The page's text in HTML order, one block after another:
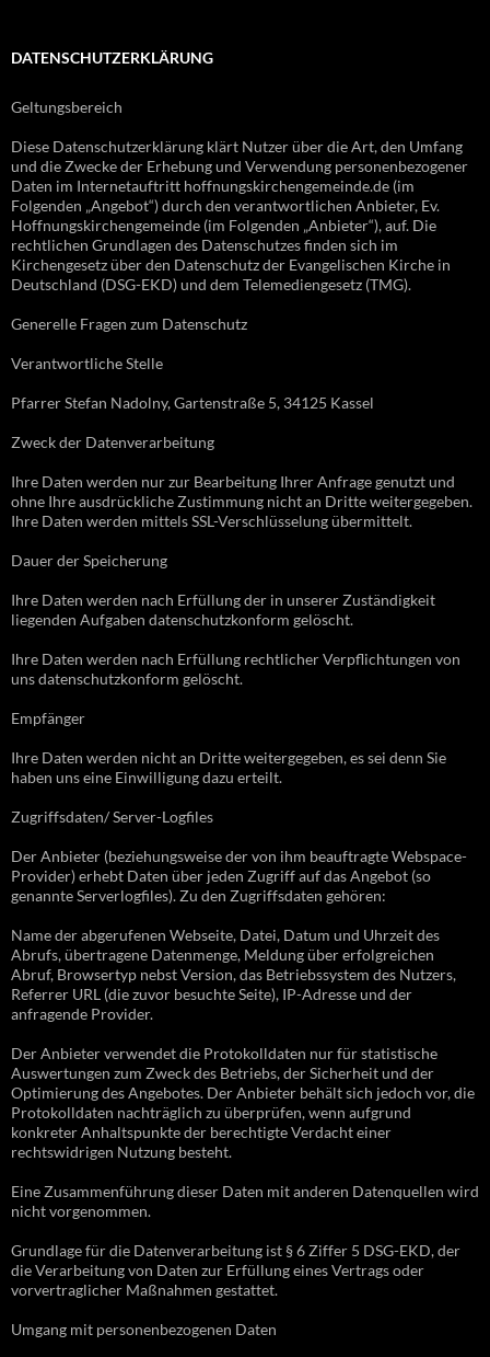
DATENSCHUTZERKLÄRUNG
Geltungsbereich
Diese Datenschutzerklärung klärt Nutzer über die Art, den Umfang
und die Zwecke der Erhebung und Verwendung personenbezogener
Daten im Internetauftritt hoffnungskirchengemeinde.de (im
Folgenden „Angebot“) durch den verantwortlichen Anbieter, Ev.
Hoffnungskirchengemeinde (im Folgenden „Anbieter“), auf. Die
rechtlichen Grundlagen des Datenschutzes finden sich im
Kirchengesetz über den Datenschutz der Evangelischen Kirche in
Deutschland (DSG-EKD) und dem Telemediengesetz (TMG).
Generelle Fragen zum Datenschutz
Verantwortliche Stelle
Pfarrer Stefan Nadolny, Gartenstraße 5, 34125 Kassel
Zweck der Datenverarbeitung
Ihre Daten werden nur zur Bearbeitung Ihrer Anfrage genutzt und
ohne Ihre ausdrückliche Zustimmung nicht an Dritte weitergegeben.
Ihre Daten werden mittels SSL-Verschlüsselung übermittelt.
Dauer der Speicherung
Ihre Daten werden nach Erfüllung der in unserer Zuständigkeit
liegenden Aufgaben datenschutzkonform gelöscht.
Ihre Daten werden nach Erfüllung rechtlicher Verpflichtungen von
uns datenschutzkonform gelöscht.
Empfänger
Ihre Daten werden nicht an Dritte weitergegeben, es sei denn Sie
haben uns eine Einwilligung dazu erteilt.
Zugriffsdaten/ Server-Logfiles
Der Anbieter (beziehungsweise der von ihm beauftragte Webspace-
Provider) erhebt Daten über jeden Zugriff auf das Angebot (so
genannte Serverlogfiles). Zu den Zugriffsdaten gehören:
Name der abgerufenen Webseite, Datei, Datum und Uhrzeit des
Abrufs, übertragene Datenmenge, Meldung über erfolgreichen
Abruf, Browsertyp nebst Version, das Betriebssystem des Nutzers,
Referrer URL (die zuvor besuchte Seite), IP-Adresse und der
anfragende Provider.
Der Anbieter verwendet die Protokolldaten nur für statistische
Auswertungen zum Zweck des Betriebs, der Sicherheit und der
Optimierung des Angebotes. Der Anbieter behält sich jedoch vor, die
Protokolldaten nachträglich zu überprüfen, wenn aufgrund
konkreter Anhaltspunkte der berechtigte Verdacht einer
rechtswidrigen Nutzung besteht.
Eine Zusammenführung dieser Daten mit anderen Datenquellen wird
nicht vorgenommen.
Grundlage für die Datenverarbeitung ist § 6 Ziffer 5 DSG-EKD, der
die Verarbeitung von Daten zur Erfüllung eines Vertrags oder
vorvertraglicher Maßnahmen gestattet.
Umgang mit personenbezogenen Daten